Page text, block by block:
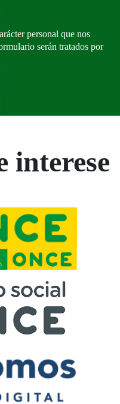
personal que nos
serán tratados por
interese